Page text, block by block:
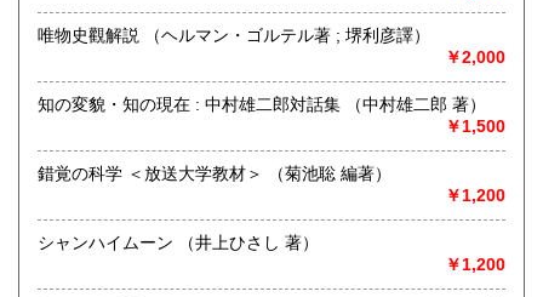
沖縄県 360円
最寄駅：地下鉄徳重線・鳴子北口、南800M (「鳴子南」信
号1本北角)
営業時間：午後2時～6時 (5時半までに入店お願いします。
出張買取時など、閉めることがあります)
定休日：定休曜日:月・火
書籍の買取について
全般の買入れ。大口歓迎。出張、応相談。
いて、集書に心掛けています。
取り扱い分野
唯物史觀解説 （ヘルマン・ゴルテル著 ; 堺利彦譯）
￥2,000
知の変貌・知の現在 : 中村雄二郎対話集 （中村雄二郎 著）
￥1,500
錯覚の科学 ＜放送大学教材＞ （菊池聡 編著）
￥1,200
シャンハイムーン （井上ひさし 著）
￥1,200